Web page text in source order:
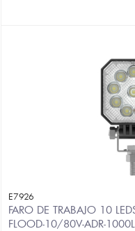
E7926
FARO DE TRABAJO 10
FLOOD-10/80V-ADR-